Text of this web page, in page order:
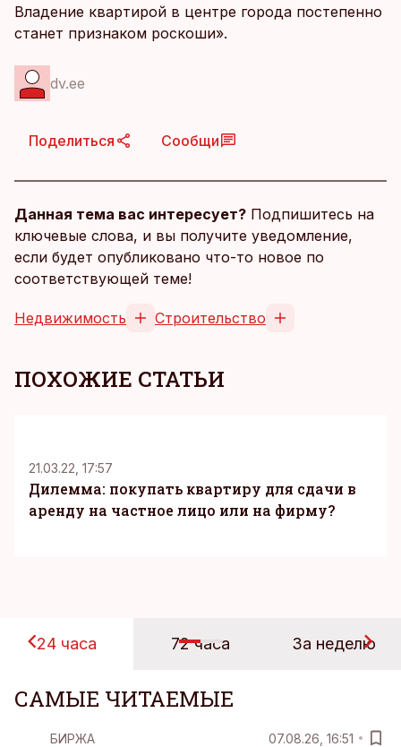
Владение квартирой в центре города постепенно
станет признаком роскоши».
dv.ee
Поделиться Сообщи
Данная тема вас интересует? Подпишитесь на
ключевые слова, и вы получите уведомление,
если будет опубликовано что-то новое по
соответствующей теме!
Недвижимость Строительство
ПОХОЖИЕ СТАТЬИ
21.03.22, 17:57
Дилемма: покупать квартиру для сдачи в
аренду на частное лицо или на фирму?
24 часа 72 часа За неделю
САМЫЕ ЧИТАЕМЫЕ
БИРЖА 07.08.26, 16:51